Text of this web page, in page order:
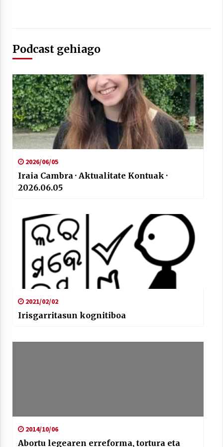
Arrosaren laburpen bideoa Hamaika
Telebistaren eskutik
2021/06/30
Podcast gehiago
2026/06/05
Iraia Cambra · Aktualitate Kontuak ·
2026.06.05
2021/02/02
Irisgarritasun kognitiboa
2014/10/06
Abortu legearen erreforma, tortura eta